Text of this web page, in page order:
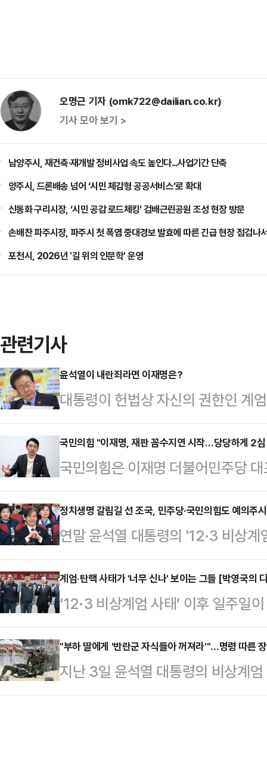
오명근 기자 (omk722@dailian.co.kr)
기사 모아 보기 >
남양주시, 재건축·재개발 정비사업 속도 높인다...사업기간 단축
양주시, 드론배송 넘어 ‘시민 체감형 공공서비스’로 확대
신동화 구리시장, ‘시민 공감 로드체킹’ 검배근린공원 조성 현장 방문
손배찬 파주시장, 파주시 첫 폭염 중대경보 발효에 따른 긴급 현장 점검나
포천시, 2026년 '길 위의 인문학' 운영
관련기사
윤석열이 내란죄라면 이재명은?
대통령이 헌법상 자신의 권한인 계
각 해제한 후 ‘내란수괴’로 몰리고
윤석열 대통령은 계엄령 선포도, 해
시‧사변 또는 이에 준하는 국가비상
써 군사상의 필요에 응하거나 공공
지는 법적으로 따져봐야 한다. 사법
다.대통령의 상황인식 틀린 게 있었
대국민 특별담화’에…
국민의힘 "이재명, 재판 꼼수지연 시작…당당하게 2
국민의힘은 이재명 더불어민주당
를 수령하지 않은 것을 꼬집으며 재
민의힘 법률자문위원장인 주진우
연 꼼수) 의심을 받지 않으려면 소
게 2심에 임하라"고 강력 촉구했다.
선거법 위반 사건 항소심이 접수됐
선임하지 않고, 소송기록접수 통지
소송법상 이 대표 또…
정치생명 갈림길 선 조국, 민주당·국민의힘도 예의주
연말 윤석열 대통령의 '12·3 비상
데, 대권 잠룡인 조국 조국혁신당
쏠린다. 윤 대통령 탄핵 정국 속 이
능성이 높아지면서, 조국 대표의 대
시나리오의 분수령이 될 수 있어서
12일 자녀 입시비리와 청와대 감찰
있다. 2019년 12월 기소된 지 5년
계엄‧탄핵 사태가 '너무 신나' 보이는 그들 [박영국의
‘12·3 비상계엄 사태’ 이후 일주일
앉지 않고 있다. 군홧발로 국회 유
‘옛 일’로 회자되던 군부독재의 만
모하고 어리석은 행위에 전 국민이
이었던 ‘K-시리즈’는 최신판에 ‘K-
"부하 딸에게 '반란군 자식들아 꺼져라'"…명령 따른
지난 3일 윤석열 대통령의 비상계
장관 지시에 따라 국회 등으로 투입